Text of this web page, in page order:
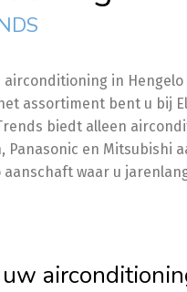
airconditioning in Hengelo
assortiment bent u bij
biedt alleen
Panasonic en Mitsubishi
waar u